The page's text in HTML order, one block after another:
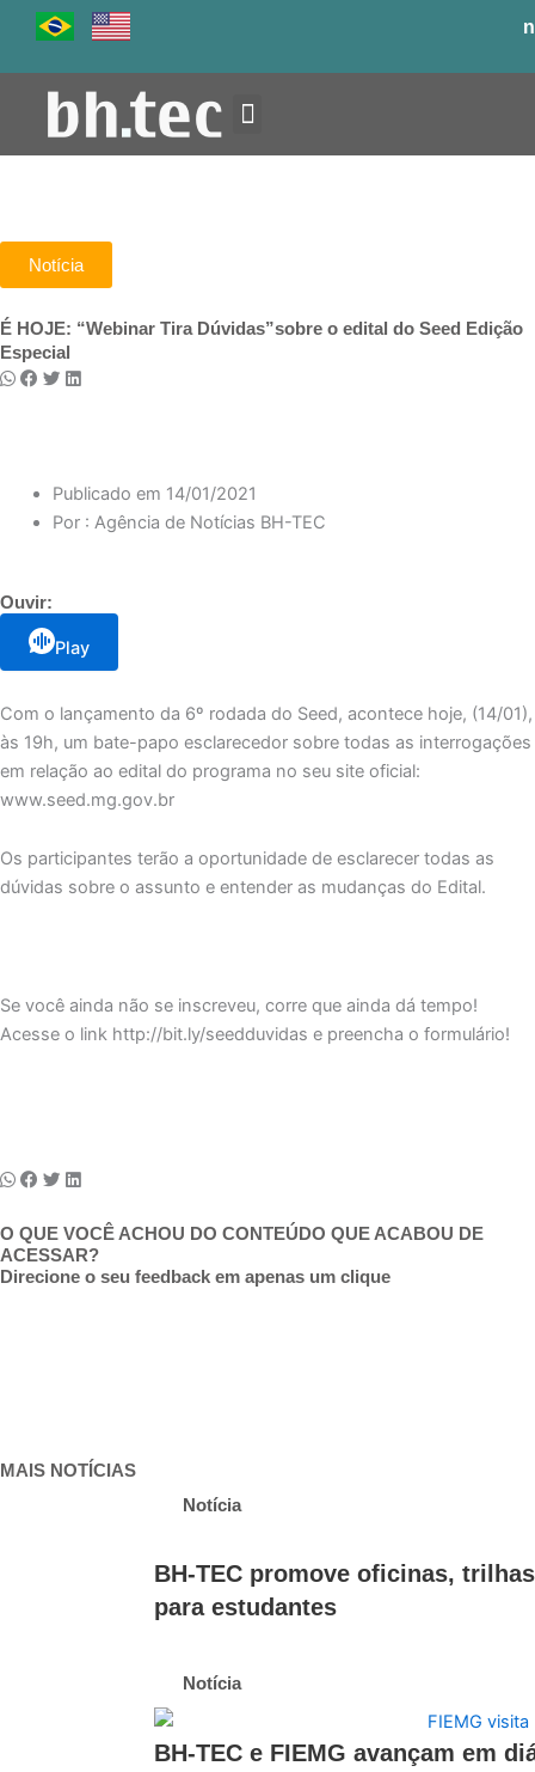
o
conteúdo
Notícia
É HOJE: “Webinar Tira Dúvidas”sobre o edital do Seed Edição
Especial
Publicado em 14/01/2021
Por : Agência de Notícias BH-TEC
Ouvir:
Play
Com o lançamento da 6º rodada do Seed, acontece hoje, (14/01),
às 19h, um bate-papo esclarecedor sobre todas as interrogações
em relação ao edital do programa no seu site oficial:
www.seed.mg.gov.br
Os participantes terão a oportunidade de esclarecer todas as
dúvidas sobre o assunto e entender as mudanças do Edital.
Se você ainda não se inscreveu, corre que ainda dá tempo!
Acesse o link http://bit.ly/seedduvidas e preencha o formulário!
O QUE VOCÊ ACHOU DO CONTEÚDO QUE ACABOU DE
ACESSAR?
Direcione o seu feedback em apenas um clique
MAIS NOTÍCIAS
Notícia
BH-TEC promove oficinas,
para estudantes
Notícia
BH-TEC e FIEMG avançam em